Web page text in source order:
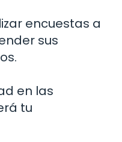
encuestas a
sus
en las
tu